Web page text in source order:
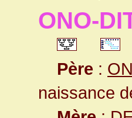
ONO-
Père :
naissance